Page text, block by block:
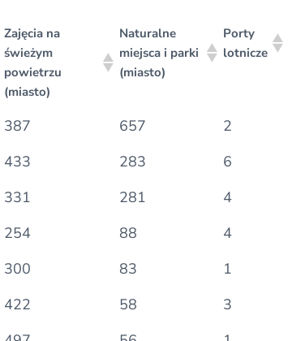
Zajęcia na
świeżym
powietrzu
(miasto)
Naturalne
miejsca i parki
(miasto)
Porty
lotnicze
Zajęcia na
powietrzu
Naturalne
(miasto)
Porty
387 657 2
433 283 6
331 281 4
254 88 4
300 83 1
422 58 3